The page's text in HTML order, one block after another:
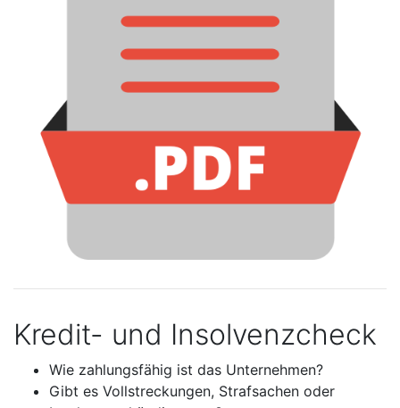
Kredit- und Insolvenzcheck
Wie zahlungsfähig ist das Unternehmen?
Gibt es Vollstreckungen, Strafsachen oder